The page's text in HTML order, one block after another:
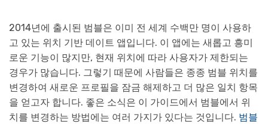
2014년에 출시된 범블은 이미 전 세계 수백만 명이 사용하
고 있는 위치 기반 데이트 앱입니다. 이 앱에는 새롭고 흥미
로운 기능이 많지만, 현재 위치에 따라 사용자가 제한되는
경우가 많습니다. 그렇기 때문에 사람들은 종종 범블 위치를
변경하여 새로운 프로필을 잠금 해제하고 더 많은 일치 항목
을 얻고자 합니다. 좋은 소식은 이 가이드에서 범블에서 위
치를 변경하는 방법에는 여러 가지가 있다는 것입니다. 범블